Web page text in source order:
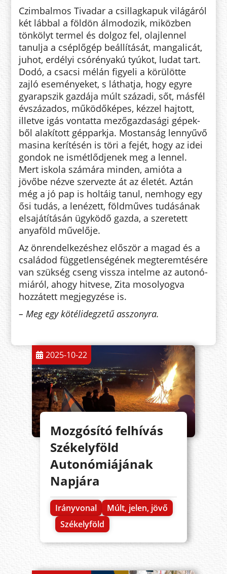
Czimbalmos Tivadar a csillagkapuk világáról
két lábbal a földön ál­modozik, miközben
tönkölyt termel és dolgoz fel, olajlennel
tanulja a cséplőgép beállítását, mangalicát,
juhot, erdélyi csórényakú tyúkot, lu­dat tart.
Dodó, a csacsi mélán figyeli a körülötte
zajló eseményeket, s lát­hatja, hogy egyre
gyarapszik gazdája múlt századi, sőt, másfél
évszázados, működőképes, kézzel hajtott,
illetve igás vontatta mezőgazdasági gépek­
ből alakított gépparkja. Mostanság lennyűvő
masina kerítésén is töri a fejét, hogy az idei
gondok ne is­mét­lődjenek meg a lennel.
Mert iskola számára minden, amióta a
jövőbe nézve szervezte át az életét. Aztán
még a jó pap is holtáig tanul, nem­hogy egy
ősi tudás, a lenézett, földműves tudásának
elsajátításán ügy­ködő gazda, a szeretett
anyaföld mű­velője.
Az önrendelkezéshez először a magad és a
családod függetlensé­gé­nek megteremtésére
van szükség cseng vissza intelme az au­to­nó­
miá­ról, ahogy hitvese, Zita mo­solyogva
hozzátett megjegyzése is.
– Meg egy kötélidegzetű asszony­ra.
2025-10-22
Mozgósító felhívás
Székelyföld
Autonómiájának
Napjára
Irányvonal
Múlt, jelen, jövő
Székelyföld